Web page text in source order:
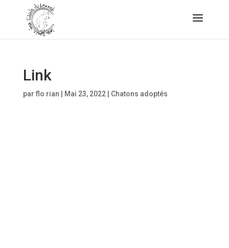
Link
par flo rian Mai 23, 2022| Chatons adoptés